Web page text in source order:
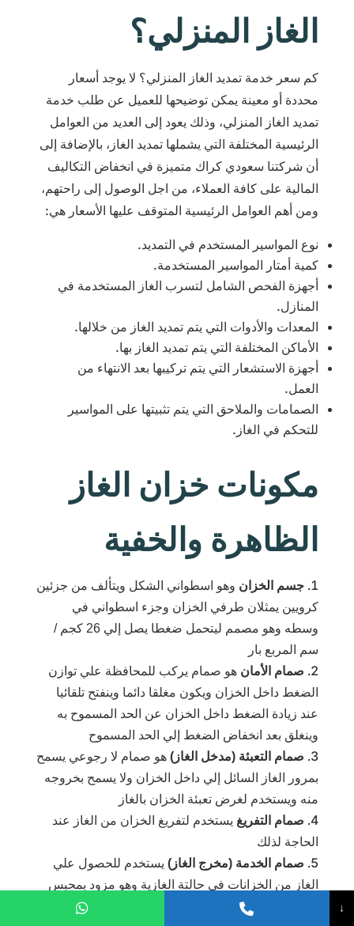
الغاز المنزلي؟
كم سعر خدمة تمديد الغاز المنزلي؟ لا يوجد أسعار
محددة أو معينة يمكن توضيحها للعميل عن طلب خدمة
تمديد الغاز المنزلي، وذلك يعود إلى العديد من العوامل
الرئيسية المختلفة التي يشملها تمديد الغاز، بالإضافة إلى
أن شركتنا سعودي كراك متميزة في انخفاض التكاليف
المالية على كافة العملاء، من اجل الوصول إلى راحتهم،
ومن أهم العوامل الرئيسية المتوقف عليها الأسعار هي:
نوع المواسير المستخدم في التمديد.
كمية أمتار المواسير المستخدمة.
أجهزة الفحص الشامل لتسرب الغاز المستخدمة في
المنازل.
المعدات والأدوات التي يتم تمديد الغاز من خلالها.
الأماكن المختلفة التي يتم تمديد الغاز بها.
أجهزة الاستشعار التي يتم تركيبها بعد الانتهاء من
العمل.
الصمامات والملاحق التي يتم تثبيتها على المواسير
للتحكم في الغاز.
مكونات خزان الغاز
الظاهرة والخفية
جسم الخزان وهو اسطواني الشكل ويتألف من جزئين
كرويين يمثلان طرفي الخزان وجزء اسطواني في
وسطه وهو مصمم ليتحمل ضغطا يصل إلي 26 كجم /
سم المربع بار
صمام الأمان هو صمام يركب للمحافظة علي توازن
الضغط داخل الخزان ويكون مغلقا دائما وينفتح تلقائيا
عند زيادة الضغط داخل الخزان عن الحد المسموح به
وينغلق بعد انخفاض الضغط إلي الحد المسموح
صمام التعبئة (مدخل الغاز) هو صمام لا رجوعي يسمح
بمرور الغاز السائل إلي داخل الخزان ولا يسمح بخروجه
منه ويستخدم لغرض تعبئة الخزان بالغاز
صمام التفريغ يستخدم لتفريغ الخزان من الغاز عند
الحاجة لذلك
صمام الخدمة (مخرج الغاز) يستخدم للحصول علي
الغاز من الخزانات في حالتة الغازية وهو مزود بمحبس
خاص يسمي المحبس الرئيسي
↓